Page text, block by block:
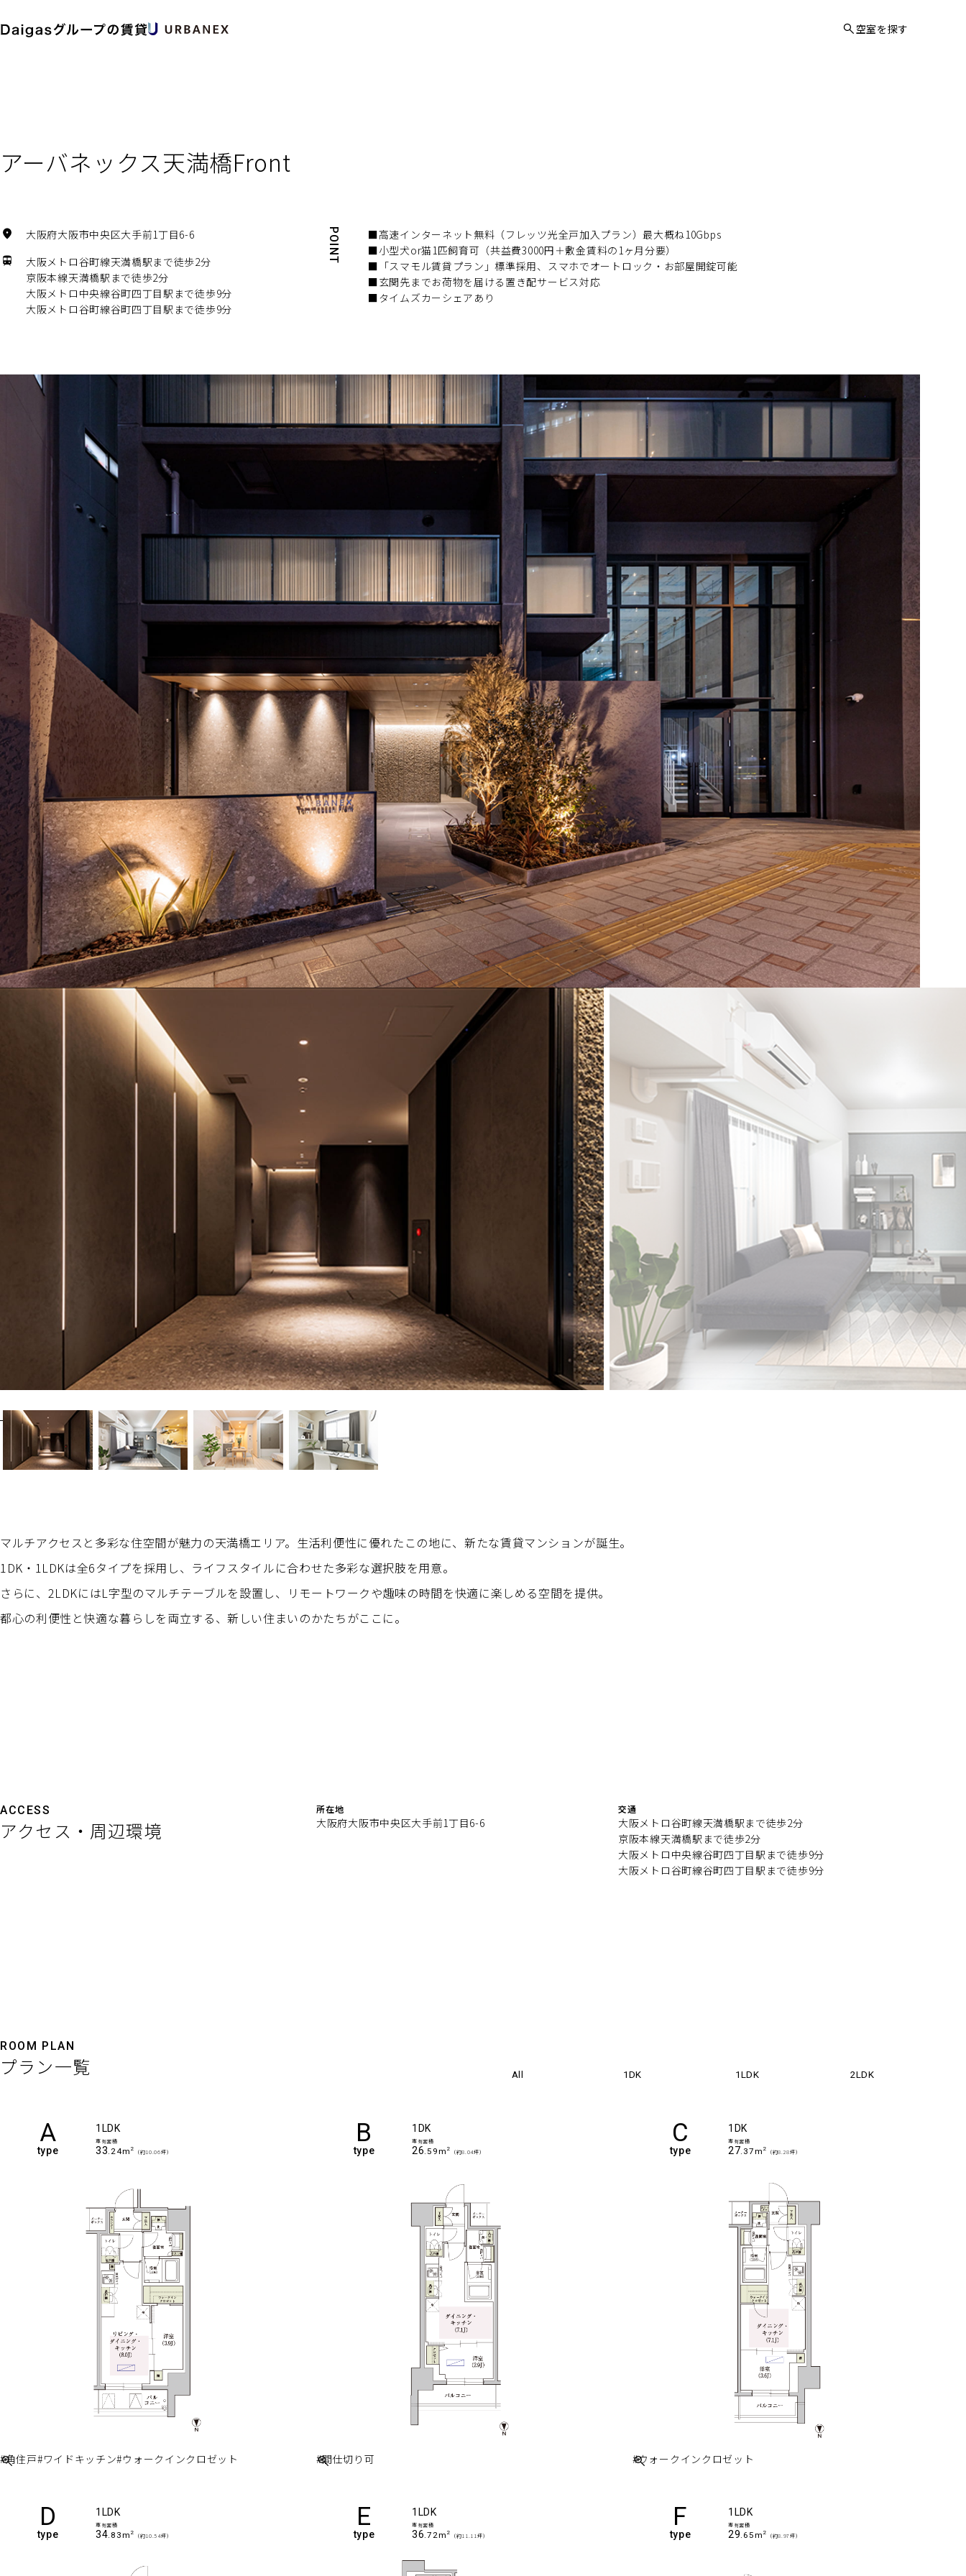
空室を探す
アーバネックス天満橋Front
大阪府大阪市中央区大手前1丁目6-6
大阪メトロ谷町線天満橋駅まで徒歩2分
京阪本線天満橋駅まで徒歩2分
大阪メトロ中央線谷町四丁目駅まで徒歩9分
大阪メトロ谷町線谷町四丁目駅まで徒歩9分
POINT
■高速インターネット無料（フレッツ光全戸加入プラン）最大概ね10Gbps
■小型犬or猫1匹飼育可（共益費3000円＋敷金賃料の1ヶ月分要）
■「スマモル賃貸プラン」標準採用、スマホでオートロック・お部屋開錠可能
■玄関先までお荷物を届ける置き配サービス対応
■タイムズカーシェアあり
1
マルチアクセスと多彩な住空間が魅力の天満橋エリア。生活利便性に優れたこの地に、新たな賃貸マンションが誕生。
1DK・1LDKは全6タイプを採用し、ライフスタイルに合わせた多彩な選択肢を用意。
さらに、2LDKにはL字型のマルチテーブルを設置し、リモートワークや趣味の時間を快適に楽しめる空間を提供。
都心の利便性と快適な暮らしを両立する、新しい住まいのかたちがここに。
ACCESS
アクセス・周辺環境
所在地
大阪府大阪市中央区大手前1丁目6-6
交通
大阪メトロ谷町線天満橋駅まで徒歩2分
京阪本線天満橋駅まで徒歩2分
大阪メトロ中央線谷町四丁目駅まで徒歩9分
大阪メトロ谷町線谷町四丁目駅まで徒歩9分
ROOM PLAN
プラン一覧 All 1DK 1LDK 2LDK
A
type
1LDK
専有面積
33.24m 2 （約10.06坪）
#角住戸#ワイドキッチン#ウォークインクロゼット
B
type
1DK
専有面積
26.59m 2 （約8.04坪）
#間仕切り可
C
type
1DK
専有面積
27.37m 2 （約8.28坪）
#ウォークインクロゼット
D
type
1LDK
専有面積
34.83m 2 （約10.54坪）
E
type
1LDK
専有面積
36.72m 2 （約11.11坪）
F
type
1LDK
専有面積
29.65m 2 （約8.97坪）